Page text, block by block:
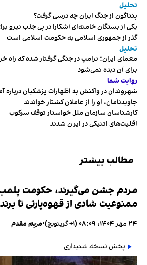
تحلیل
پنتاگون از جنگ ایران چه درسی گرفت؟
یکی از بستگان خامنه‌ای آشکارا در پی جذب نیرو
گذر از جمهوری اسلامی به حکومت اسلامی است
تحلیل
معمای ایران؛ ترامپ در جنگی گرفتار شده که راه
برای آن دیده نمی‌شود
روایت شما
شهروندان در واکنش به اظهارات پزشکیان درباره
جاویدنامان، او را از عاملان کشتار خواندند
کارشناسان سازمان ملل خواستار توقف سرکوب
اقلیت‌های اتنیکی در ایران شدند
مطالب بیشتر
مردم جشن می‌گیرند، حکومت
ممنوعیت شادی از قهوه‌پارتی تا
۲۴ مهر ۱۴۰۴، ۰۸:۰۹ (‎+۱ گرینویچ) •مریم مقدم
پخش نسخه شنیداری